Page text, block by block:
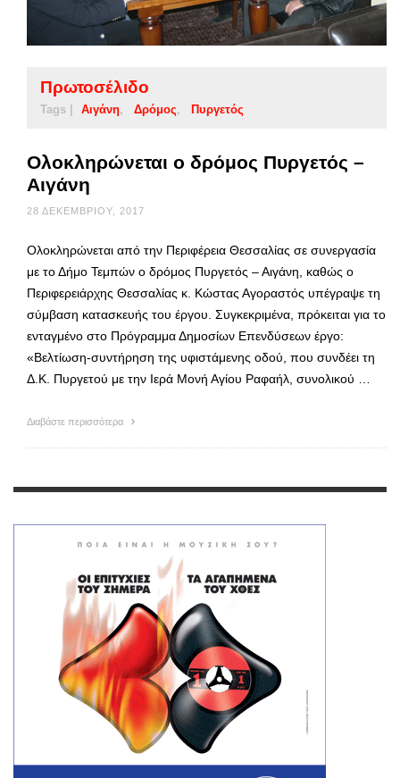
Πρωτοσέλιδο
Tags | Αιγάνη Δρόμος Πυργετός
Ολοκληρώνεται ο δρόμος Πυργετός –
Αιγάνη
28 ΔΕΚΕΜΒΡΊΟΥ, 2017
Ολοκληρώνεται από την Περιφέρεια Θεσσαλίας σε συνεργασία
με το Δήμο Τεμπών ο δρόμος Πυργετός – Αιγάνη, καθώς ο
Περιφερειάρχης Θεσσαλίας κ. Κώστας Αγοραστός υπέγραψε τη
σύμβαση κατασκευής του έργου. Συγκεκριμένα, πρόκειται για το
ενταγμένο στο Πρόγραμμα Δημοσίων Επενδύσεων έργο:
«Βελτίωση-συντήρηση της υφιστάμενης οδού, που συνδέει τη
Δ.Κ. Πυργετού με την Ιερά Μονή Αγίου Ραφαήλ, συνολικού …
Διαβάστε περισσότερα